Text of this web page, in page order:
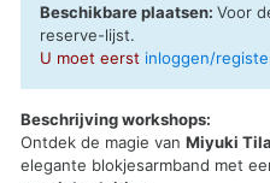
Beschikbare plaatsen:Voor
reserve-lijst.
U moet eerst inloggen/
Beschrijving workshops:
Ontdek de magie vanMiyuki
elegante blokjesarmband met